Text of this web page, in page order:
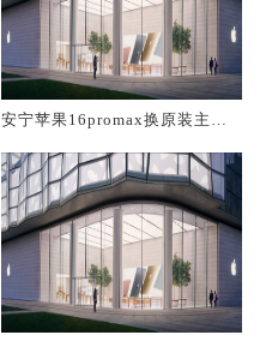
安宁苹果16promax换原装主板